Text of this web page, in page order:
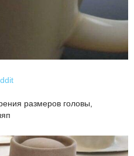
размеров головы,